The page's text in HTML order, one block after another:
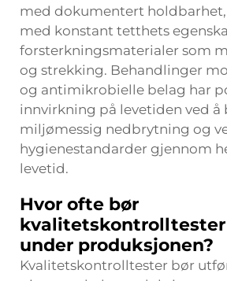
med dokumentert
med konstant tetthets
forsterkningsmaterialer som
og strekking. Behandlinger
og antimikrobielle belag har
innvirkning på levetiden ved å
miljømessig nedbrytning og
hygienestandarder gjennom
levetid.
Hvor ofte bør
under produksjonen?
Kvalitetskontrolltester bør